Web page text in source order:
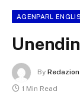
AGENPARL
By
1 Min Read